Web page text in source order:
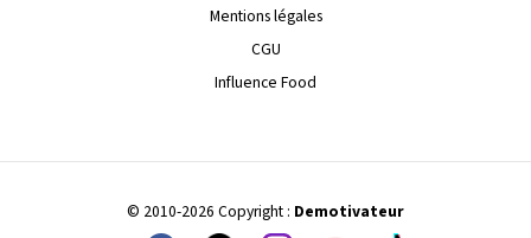
Mentions légales
CGU
Influence Food
© 2010-2026 Copyright : Demotivateur